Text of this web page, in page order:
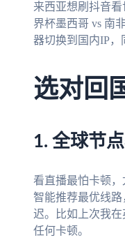
来西亚想刷抖音
界杯墨西哥 vs 南
器切换到国内IP，
选对回
1. 全球节
看直播最怕卡顿，
智能推荐最优线
迟。比如上次我
任何卡顿。